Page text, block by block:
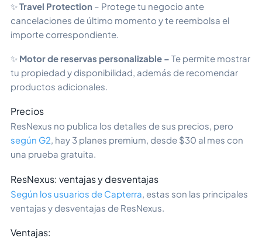
✨Travel Protection – Protege tu negocio ante
cancelaciones de último momento y te reembolsa el
importe correspondiente.
✨ Motor de reservas personalizable – Te permite mostrar
tu propiedad y disponibilidad, además de recomendar
productos adicionales.
Precios
ResNexus no publica los detalles de sus precios, pero
según G2, hay 3 planes premium, desde $30 al mes con
una prueba gratuita.
ResNexus: ventajas y desventajas
Según los usuarios de Capterra , estas son las principales
ventajas y desventajas de ResNexus.
Ventajas: